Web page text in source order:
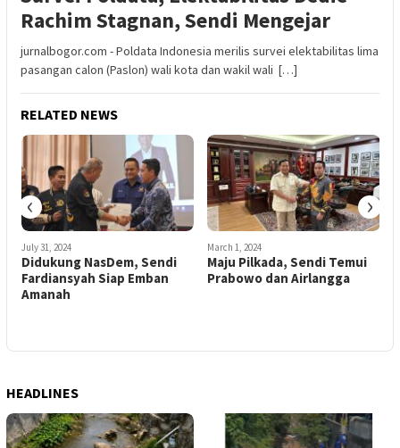
Rachim Stagnan, Sendi Mengejar
jurnalbogor.com - Poldata Indonesia merilis survei elektabilitas lima
pasangan calon (Paslon) wali kota dan wakil wali […]
RELATED NEWS
July 31, 2024
Didukung NasDem, Sendi
Fardiansyah Siap Emban
Amanah
March 1, 2024
Maju Pilkada, Sendi Temui
Prabowo dan Airlangga
‹ ›
HEADLINES